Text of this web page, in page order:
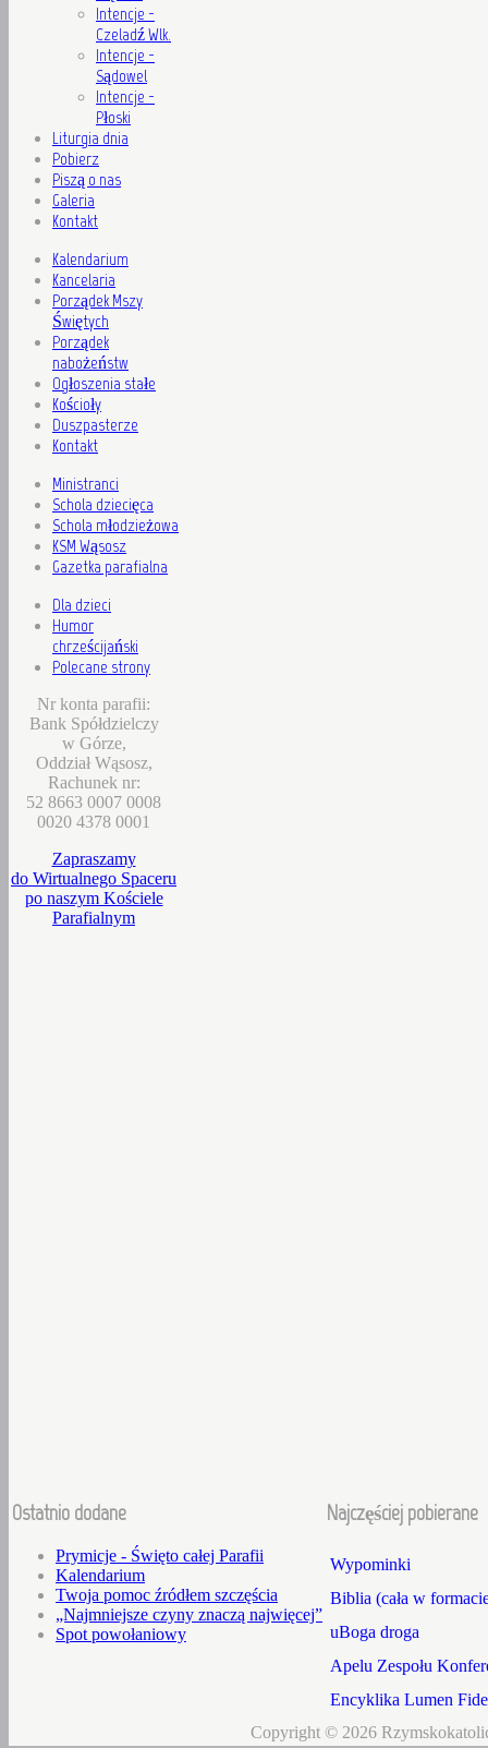
Intencje -
Czeladź Wlk.
Intencje -
Sądowel
Intencje -
Płoski
Liturgia dnia
Pobierz
Piszą o nas
Galeria
Kontakt
Kalendarium
Kancelaria
Porządek Mszy
Świętych
Porządek
nabożeństw
Ogłoszenia stałe
Kościoły
Duszpasterze
Kontakt
Ministranci
Schola dziecięca
Schola młodzieżowa
KSM Wąsosz
Gazetka parafialna
Dla dzieci
Humor
chrześcijański
Polecane strony
Nr konta parafii:
Bank Spółdzielczy
w Górze,
Oddział Wąsosz,
Rachunek nr:
52 8663 0007 0008
0020 4378 0001
Zapraszamy
do Wirtualnego Spaceru
po naszym Kościele
Parafialnym
Ostatnio dodane
Prymicje - Święto całej Parafii
Kalendarium
Twoja pomoc źródłem szczęścia
„Najmniejsze czyny znaczą najwięcej”
Spot powołaniowy
Najczęściej pobierane
Wypominki
Biblia (cała w
uBoga droga
Apelu Zespołu
Encyklika Lumen
Copyright © 2026